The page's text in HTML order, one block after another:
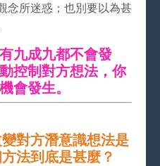
念所迷惑；也別要以為甚
九成九都不會發
控制對方想法，你
會發生。
對方潛意識想法是
法到底是甚麼？